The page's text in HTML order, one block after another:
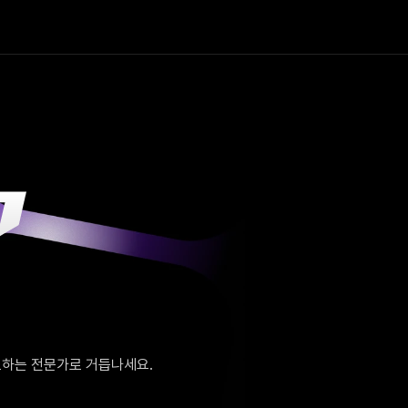
는 전문가로 거듭나세요.